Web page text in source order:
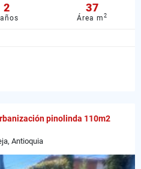
2 37
Área m2
pinolinda 110m2
Antioquia